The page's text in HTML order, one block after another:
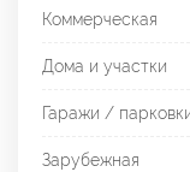
Коммерческая
Дома и участки
Гаражи /
Зарубежная